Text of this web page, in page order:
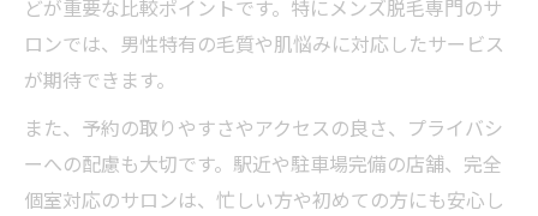
どが重要な比較ポイントです。特にメンズ脱毛専門のサ
ロンでは、男性特有の毛質や肌悩みに対応したサービス
が期待できます。
また、予約の取りやすさやアクセスの良さ、プライバシ
ーへの配慮も大切です。駅近や駐車場完備の店舗、完全
個室対応のサロンは、忙しい方や初めての方にも安心し